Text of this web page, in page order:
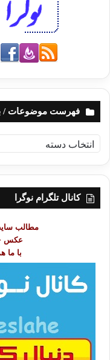
فهرست موضوعات /
ه
ر
کانال تلگرام نوگرا
مطالب
عکس
با ما